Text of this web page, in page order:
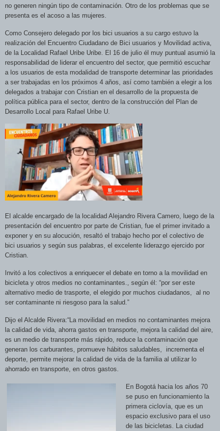
no generen ningún tipo de contaminación. Otro de los problemas que se
presenta es el acoso a las mujeres.
Como Consejero delegado por los bici usuarios a su cargo estuvo la
realización del Encuentro Ciudadano de Bici usuarios y Movilidad activa,
de la Localidad Rafael Uribe Uribe. El 16 de julio él muy puntual asumió la
responsabilidad de liderar el encuentro del sector, que permitió escuchar
a los usuarios de esta modalidad de transporte determinar las prioridades
a ser trabajadas en los próximos 4 años, así como también a elegir a los
delegados a trabajar con Cristian en el desarrollo de la propuesta de
política pública para el sector, dentro de la construcción del Plan de
Desarrollo Local para Rafael Uribe U.
El alcalde encargado de la localidad Alejandro Rivera Camero, luego de la
presentación del encuentro por parte de Cristian, fue el primer invitado a
exponer y en su alocución, resaltó el trabajo hecho por el colectivo de
bici usuarios y según sus palabras, el excelente liderazgo ejercido por
Cristian.
Invitó a los colectivos a enriquecer el debate en torno a la movilidad en
bicicleta y otros medios no contaminantes., según él: “por ser este
alternativo medio de trasporte, el elegido por muchos ciudadanos, al no
ser contaminante ni riesgoso para la salud.”
Dijo el Alcalde Rivera:“La movilidad en medios no contaminantes mejora
la calidad de vida, ahorra gastos en transporte, mejora la calidad del aire,
es un medio de transporte más rápido, reduce la contaminación que
generan los carburantes, promueve hábitos saludables,
incrementa el
deporte, permite mejorar la calidad de vida de la familia al utilizar lo
ahorrado en transporte, en otros gastos.
En Bogotá hacia los años 70
se puso en funcionamiento la
primera ciclovía, que es un
espacio exclusivo para el uso
de las bicicletas. La ciudad